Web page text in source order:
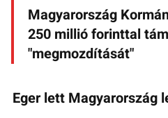
Magyarország
250 millió forinttal
"megmozdítását"
Eger lett Magyarország